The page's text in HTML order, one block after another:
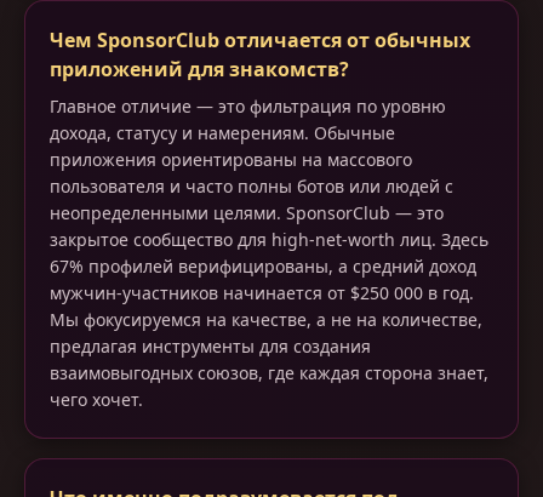
Чем SponsorClub отличается от обычных
приложений для знакомств?
Главное отличие — это фильтрация по уровню
дохода, статусу и намерениям. Обычные
приложения ориентированы на массового
пользователя и часто полны ботов или людей с
неопределенными целями. SponsorClub — это
закрытое сообщество для high-net-worth лиц. Здесь
67% профилей верифицированы, а средний доход
мужчин-участников начинается от $250 000 в год.
Мы фокусируемся на качестве, а не на количестве,
предлагая инструменты для создания
взаимовыгодных союзов, где каждая сторона знает,
чего хочет.